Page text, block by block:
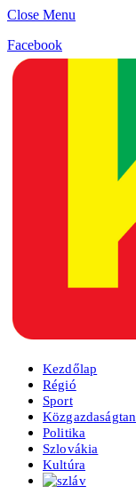
Close Menu
Facebook
Kezdőlap
Régió
Sport
Közgazdaságtan
Politika
Szlovákia
Kultúra